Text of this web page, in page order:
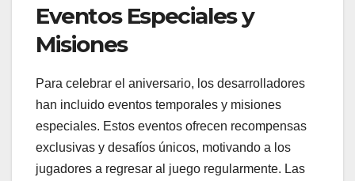
Eventos Especiales y
Misiones
Para celebrar el aniversario, los desarrolladores
han incluido eventos temporales y misiones
especiales. Estos eventos ofrecen recompensas
exclusivas y desafíos únicos, motivando a los
jugadores a regresar al juego regularmente. Las